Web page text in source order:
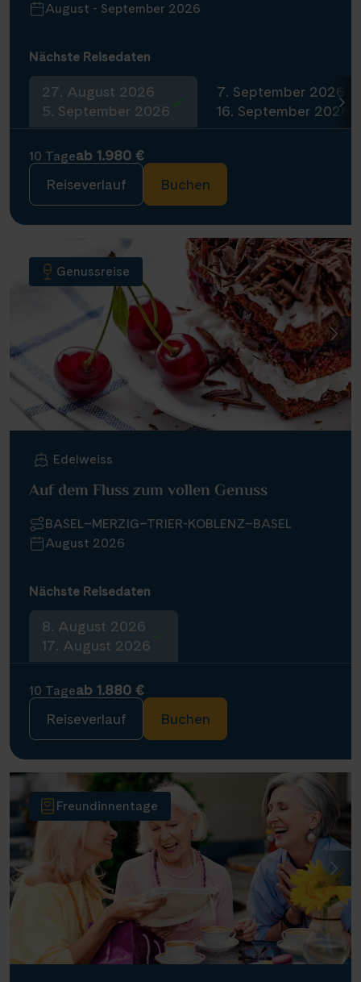
August - September 2026
Nächste Reisedaten
27. August 2026
5. September 2026
7. September 2026
16. September 2026
10 Tageab 1.980 €
Reiseverlauf
Buchen
Genussreise
Edelweiss
Auf dem Fluss zum vollen Genuss
BASEL–MERZIG–TRIER-KOBLENZ–BASEL
August 2026
Nächste Reisedaten
8. August 2026
17. August 2026
10 Tageab 1.880 €
Reiseverlauf
Buchen
Freundinnentage